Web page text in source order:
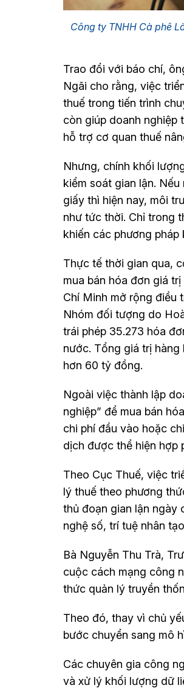
Công ty TNHH Cà phê
Trao đổi với báo chí,
Ngãi cho rằng, việc
thuế trong tiến trình
còn giúp doanh nghiệp
hỗ trợ cơ quan thuế
Nhưng, chính khối
kiểm soát gian lận.
giấy thì hiện nay, môi
như tức thời. Chỉ trong
khiến các phương
Thực tế thời gian qua,
mua bán hóa đơn giá
Chí Minh mở rộng điều
Nhóm đối tượng do
trái phép 35.273 hóa
nước. Tổng giá trị
hơn 60 tỷ đồng.
Ngoài việc thành lập
nghiệp” để mua bán
chi phí đầu vào hoặc
dịch được thể hiện hợp
Theo Cục Thuế, việc
lý thuế theo phương
thủ đoạn gian lận ngày
nghệ số, trí tuệ nhân
Bà Nguyễn Thu Trà,
cuộc cách mạng công
thức quản lý truyền
Theo đó, thay vì chủ
bước chuyển sang mô
Các chuyên gia công
và xử lý khối lượng dữ